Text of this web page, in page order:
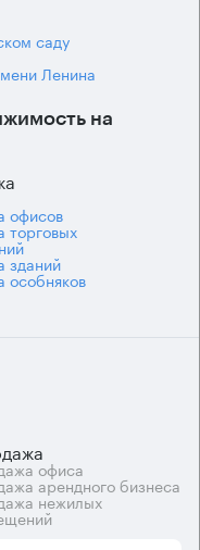
саду
Ленина
на
офисов
торговых
зданий
особняков
офиса
арендного бизнеса
нежилых